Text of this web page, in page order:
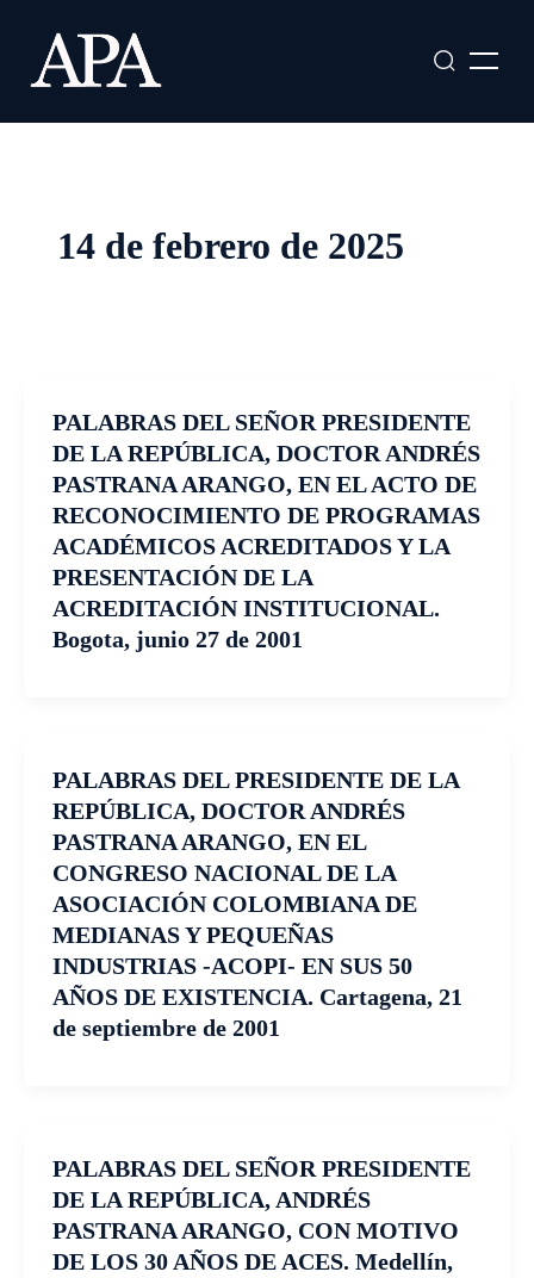
contenido
14 de febrero de 2025
PALABRAS DEL SEÑOR PRESIDENTE
DE LA REPÚBLICA, DOCTOR ANDRÉS
PASTRANA ARANGO, EN EL ACTO DE
RECONOCIMIENTO DE PROGRAMAS
ACADÉMICOS ACREDITADOS Y LA
PRESENTACIÓN DE LA
ACREDITACIÓN INSTITUCIONAL.
Bogota, junio 27 de 2001
PALABRAS DEL PRESIDENTE DE LA
REPÚBLICA, DOCTOR ANDRÉS
PASTRANA ARANGO, EN EL
CONGRESO NACIONAL DE LA
ASOCIACIÓN COLOMBIANA DE
MEDIANAS Y PEQUEÑAS
INDUSTRIAS -ACOPI- EN SUS 50
AÑOS DE EXISTENCIA. Cartagena, 21
de septiembre de 2001
PALABRAS DEL SEÑOR PRESIDENTE
DE LA REPÚBLICA, ANDRÉS
PASTRANA ARANGO, CON MOTIVO
DE LOS 30 AÑOS DE ACES. Medellín,